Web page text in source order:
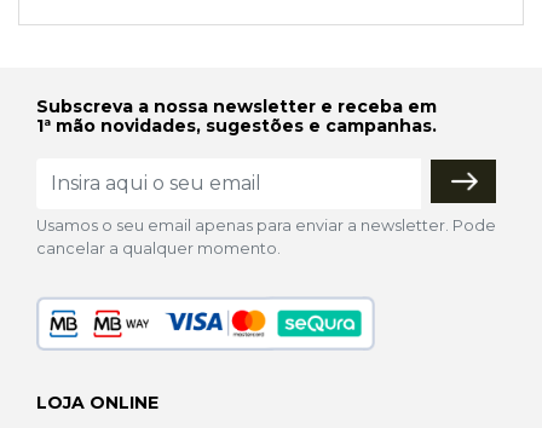
Subscreva a nossa newsletter e receba em
1ª mão novidades, sugestões e campanhas.
Usamos o seu email apenas para enviar a newsletter. Pode
cancelar a qualquer momento.
LOJA ONLINE